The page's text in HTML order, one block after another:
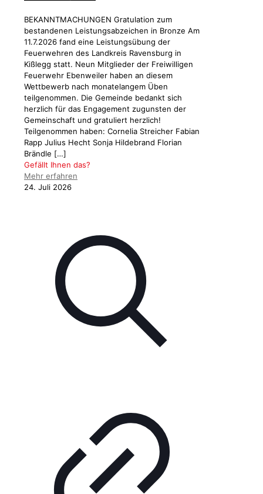
BEKANNTMACHUNGEN Gratulation zum
bestandenen Leistungsabzeichen in Bronze Am
11.7.2026 fand eine Leistungsübung der
Feuerwehren des Landkreis Ravensburg in
Kißlegg statt. Neun Mitglieder der Freiwilligen
Feuerwehr Ebenweiler haben an diesem
Wettbewerb nach monatelangem Üben
teilgenommen. Die Gemeinde bedankt sich
herzlich für das Engagement zugunsten der
Gemeinschaft und gratuliert herzlich!
Teilgenommen haben: Cornelia Streicher Fabian
Rapp Julius Hecht Sonja Hildebrand Florian
Brändle […]
Gefällt Ihnen das?
Mehr erfahren
24. Juli 2026